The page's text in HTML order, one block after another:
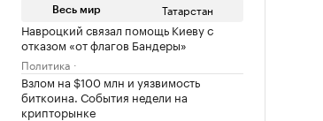
Весь мир Татарстан
Навроцкий связал помощь Киеву с
отказом «от флагов Бандеры»
Политика
Взлом на $100 млн и уязвимость
биткоина. События недели на
крипторынке